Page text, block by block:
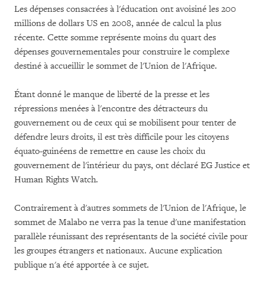
Les dépenses consacrées à l'éducation ont avoisiné les 200
millions de dollars US en 2008, année de calcul la plus
récente. Cette somme représente moins du quart des
dépenses gouvernementales pour construire le complexe
destiné à accueillir le sommet de l'Union de l'Afrique.
Étant donné le manque de liberté de la presse et les
répressions menées à l'encontre des détracteurs du
gouvernement ou de ceux qui se mobilisent pour tenter de
défendre leurs droits, il est très difficile pour les citoyens
équato-guinéens de remettre en cause les choix du
gouvernement de l'intérieur du pays, ont déclaré EG Justice et
Human Rights Watch.
Contrairement à d'autres sommets de l'Union de l'Afrique, le
sommet de Malabo ne verra pas la tenue d'une manifestation
parallèle réunissant des représentants de la société civile pour
les groupes étrangers et nationaux. Aucune explication
publique n'a été apportée à ce sujet.